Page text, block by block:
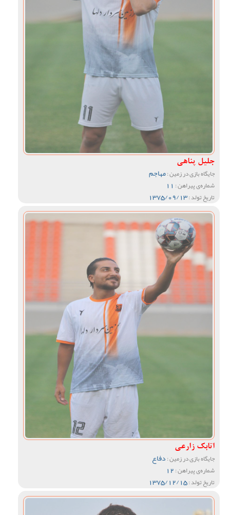
جلیل پناهی
جایگاه بازی در زمین :مهاجم
شماره‌ی پیراهن : 11
تاریخ تولد :1375/09/13
اتابک زارعی
جایگاه بازی در زمین :دفاع
شماره‌ی پیراهن :12
تاریخ تولد :1375/12/15